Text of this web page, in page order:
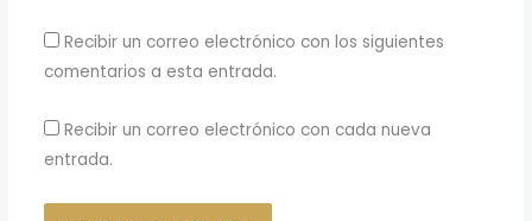
Recibir un correo electrónico con los siguientes
comentarios a esta entrada.
Recibir un correo electrónico con cada nueva
entrada.